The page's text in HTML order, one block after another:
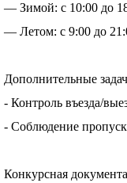
— Зимой: с 10:00 до
— Летом: с 9:00 до
Дополнительные
- Контроль въезда/
- Соблюдение
Конкурсная